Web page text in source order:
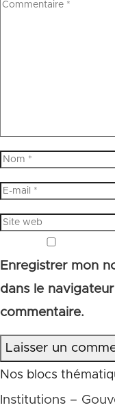
Enregistrer mon
dans le
commentaire.
Laisser un
Nos blocs
Institutions –